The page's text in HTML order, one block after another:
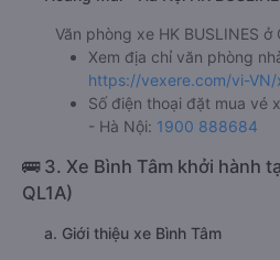
Văn phòng xe HK BUSLINES ở
Xem địa chỉ văn phòng
https://vexere.com/vi-
Số điện thoại đặt mua vé
- Hà Nội: 1900 888684
🚌 3. Xe Bình Tâm khởi hành
QL1A)
a. Giới thiệu xe Bình Tâm